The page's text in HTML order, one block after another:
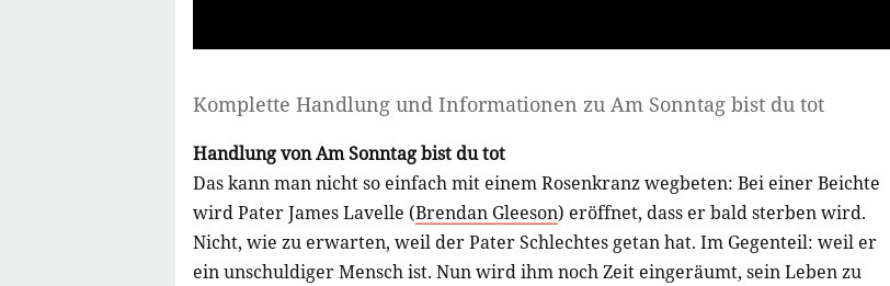
Komplette Handlung und Informationen zu Am Sonntag bist du tot
Handlung von Am Sonntag bist du tot
Das kann man nicht so einfach mit einem Rosenkranz wegbeten: Bei einer Beichte
wird Pater James Lavelle (Brendan Gleeson) eröffnet, dass er bald sterben wird.
Nicht, wie zu erwarten, weil der Pater Schlechtes getan hat. Im Gegenteil: weil er
ein unschuldiger Mensch ist. Nun wird ihm noch Zeit eingeräumt, sein Leben zu